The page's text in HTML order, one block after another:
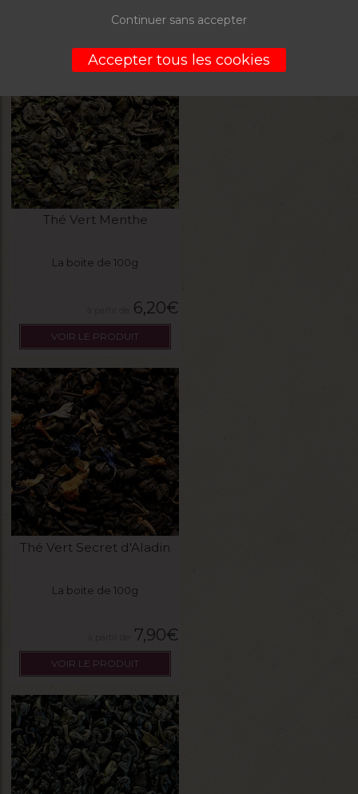
Thé Vert Menthe
La boite de 100g
6,20€
VOIR LE PRODUIT
Thé Vert Secret d'Aladin
La boite de 100g
7,90€
VOIR LE PRODUIT
Continuer sans accepter
Accepter tous les cookies